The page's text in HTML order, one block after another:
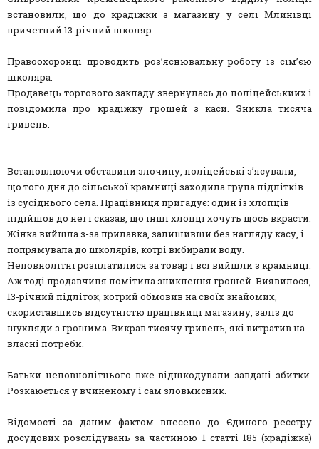
встановили, що до крадіжки з магазину у селі Млинівці
причетний 13-річний школяр.
Правоохоронці проводить роз’яснювальну роботу із сім’єю
школяра.
Продавець торгового закладу звернулась до поліцейськиих і
повідомила про крадіжку грошей з каси. Зникла тисяча
гривень.
Встановлюючи обставини злочину, поліцейські з’ясували,
що того дня до сільської крамниці заходила група підлітків
із сусіднього села. Працівниця пригадує: один із хлопців
підійшов до неї і сказав, що інші хлопці хочуть щось вкрасти.
Жінка вийшла з-за прилавка, залишивши без нагляду касу, і
попрямувала до школярів, котрі вибирали воду.
Неповнолітні розплатилися за товар і всі вийшли з крамниці.
Аж тоді продавчиня помітила зникнення грошей. Виявилося,
13-річний підліток, котрий обмовив на своїх знайомих,
скориставшись відсутністю працівниці магазину, заліз до
шухляди з грошима. Викрав тисячу гривень, які витратив на
власні потреби.
Батьки неповнолітнього вже відшкодували завдані збитки.
Розкаюється у вчиненому і сам зловмисник.
Відомості за даним фактом внесено до Єдиного реєстру
досудових розслідувань за частиною 1 статті 185 (крадіжка)